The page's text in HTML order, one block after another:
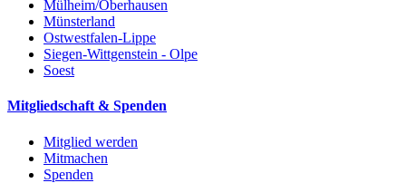
Mülheim/Oberhausen
Münsterland
Ostwestfalen-Lippe
Siegen-Wittgenstein - Olpe
Soest
Mitgliedschaft & Spenden
Mitglied werden
Mitmachen
Spenden